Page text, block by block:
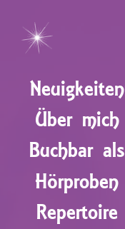
Neuigkeiten
Über mich
Buchbar als
Hörproben
Repertoire